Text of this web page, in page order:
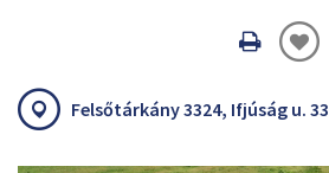
Oldal
Felsőtárkány 3324, Ifjúság u.